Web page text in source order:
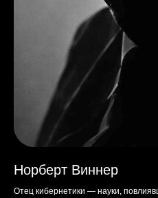
Норберт Виннер
Отец кибернетики — науки,